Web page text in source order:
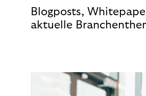
Blogposts,
aktuelle